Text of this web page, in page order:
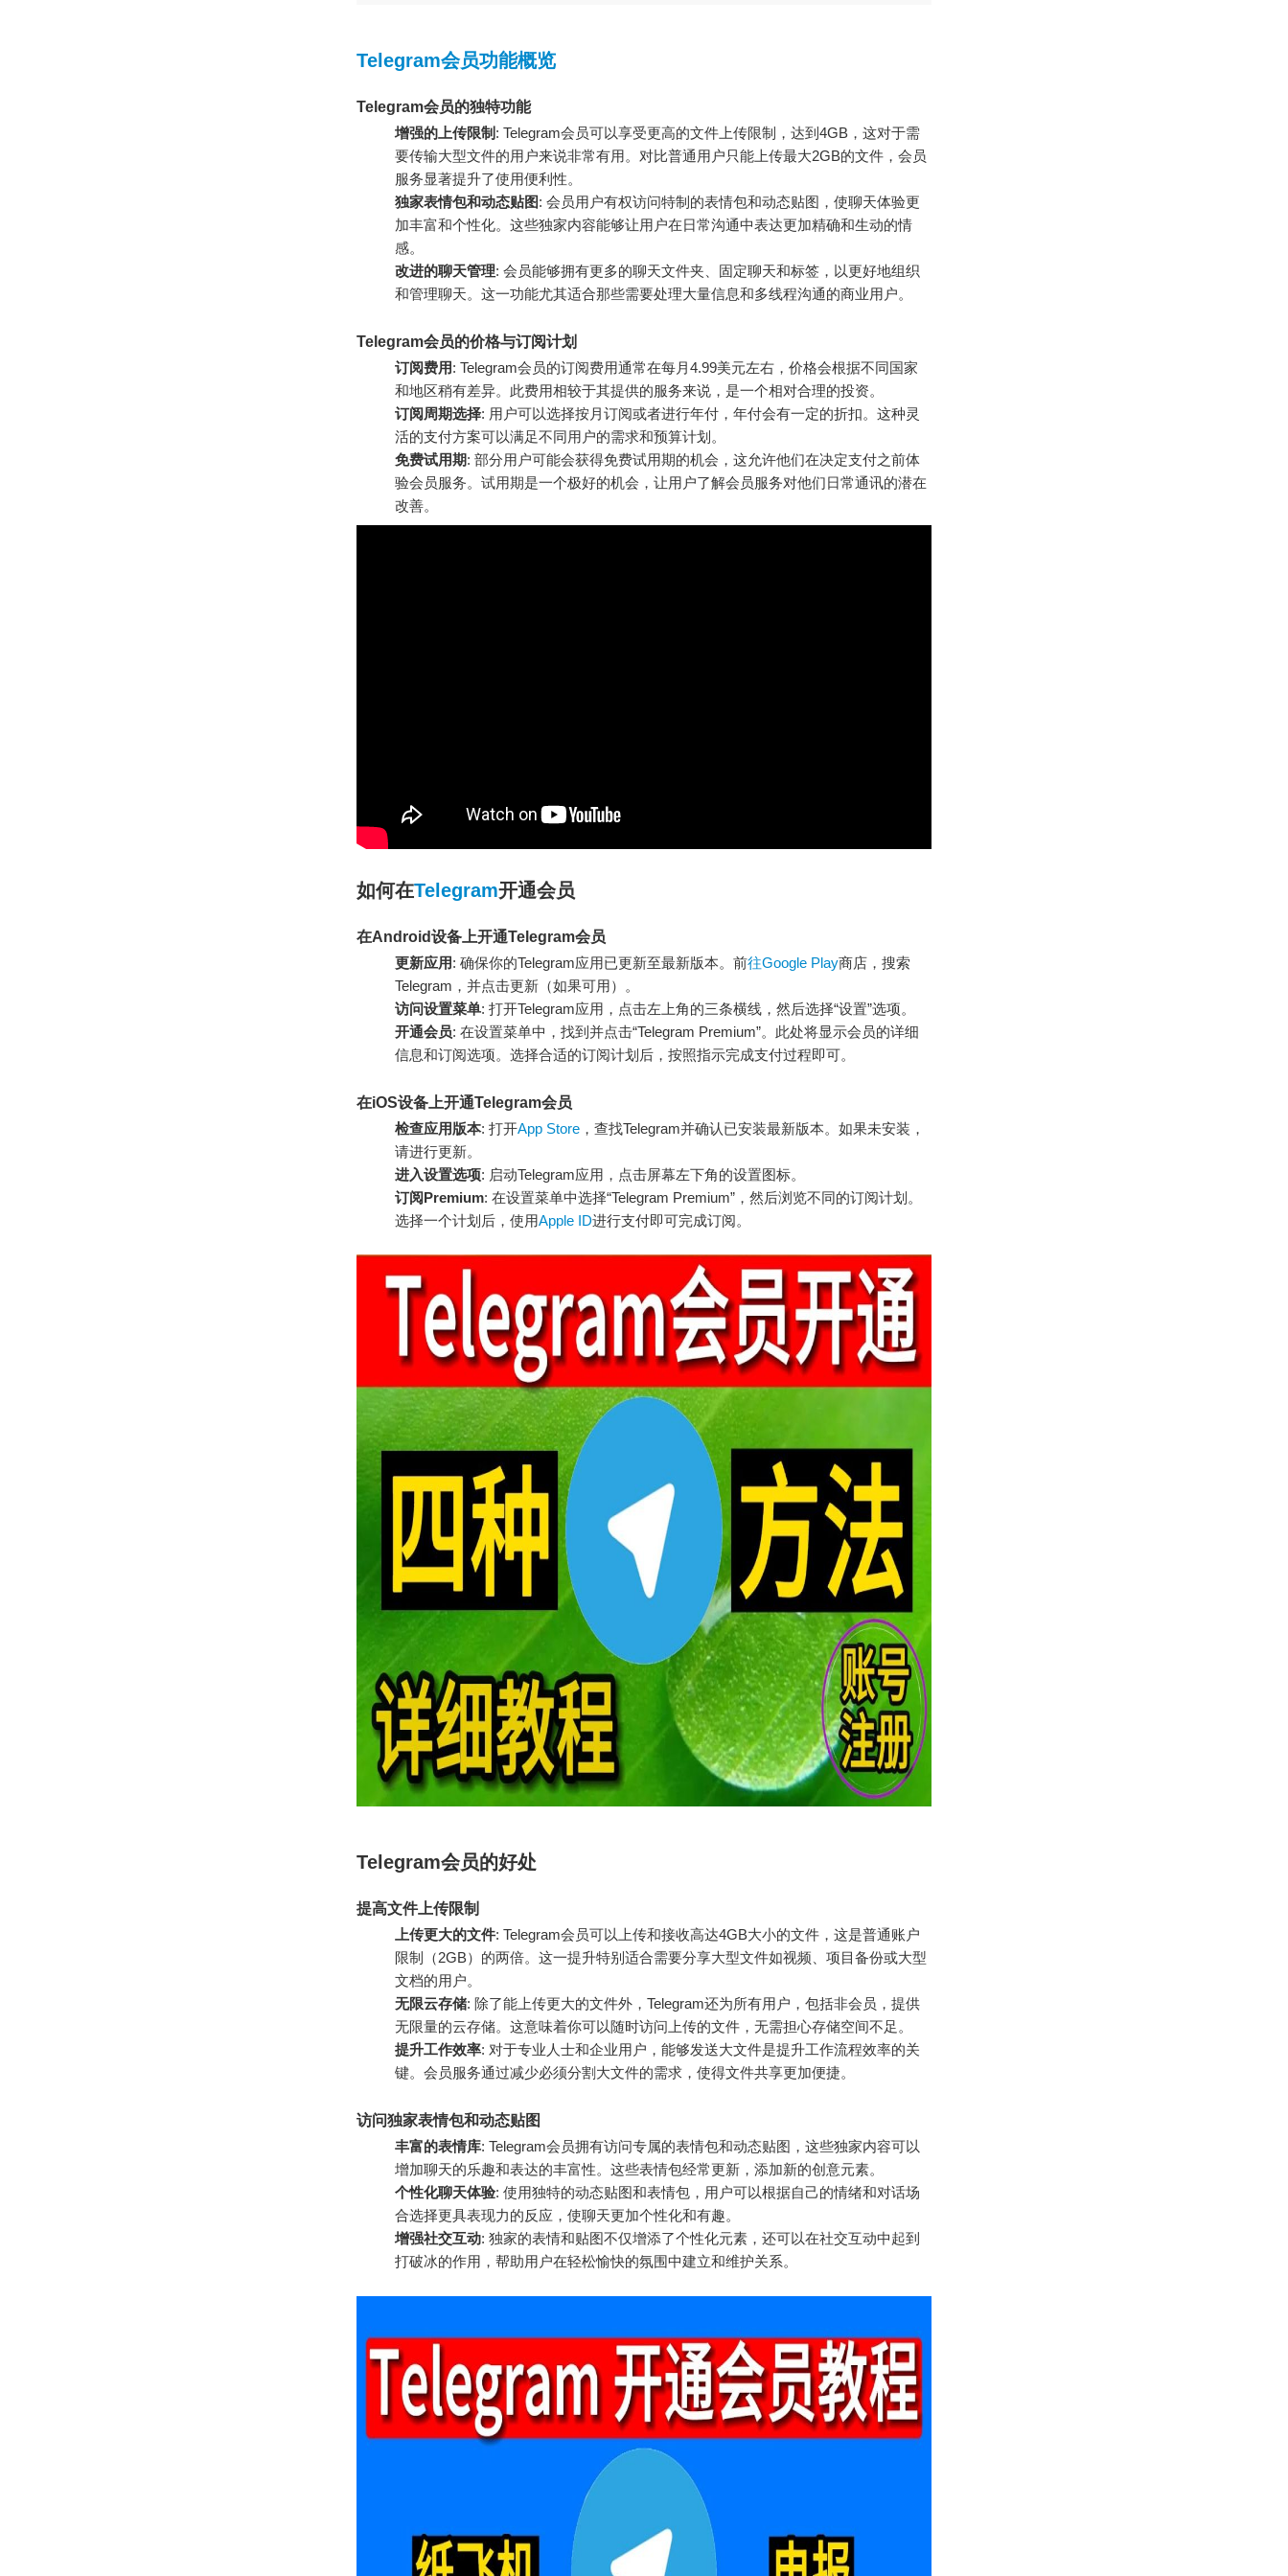
Telegram会员功能概览
Telegram会员的独特功能
增强的上传限制 : Telegram会员可以享受更高的文件上传限制，达到4GB，这对于需
要传输大型文件的用户来说非常有用。对比普通用户只能上传最大2GB的文件，会员
服务显著提升了使用便利性。
独家表情包和动态贴图: 会员用户有权访问特制的表情包和动态贴图，使聊天体验更
加丰富和个性化。这些独家内容能够让用户在日常沟通中表达更加精确和生动的情
感。
改进的聊天管理: 会员能够拥有更多的聊天文件夹、固定聊天和标签，以更好地组织
和管理聊天。这一功能尤其适合那些需要处理大量信息和多线程沟通的商业用户。
Telegram会员的价格与订阅计划
订阅费用: Telegram会员的订阅费用通常在每月4.99美元左右，价格会根据不同国家
和地区稍有差异。此费用相较于其提供的服务来说，是一个相对合理的投资。
订阅周期选择: 用户可以选择按月订阅或者进行年付，年付会有一定的折扣。这种灵
活的支付方案可以满足不同用户的需求和预算计划。
免费试用期: 部分用户可能会获得免费试用期的机会，这允许他们在决定支付之前体
验会员服务。试用期是一个极好的机会，让用户了解会员服务对他们日常通讯的潜在
改善。
如何在Telegram开通会员
在Android设备上开通Telegram会员
更新应用: 确保你的Telegram应用已更新至最新版本。前往Google Play商店，搜索
Telegram，并点击更新（如果可用）。
访问设置菜单: 打开Telegram应用，点击左上角的三条横线，然后选择“设置”选项。
开通会员: 在设置菜单中，找到并点击“Telegram Premium”。此处将显示会员的详细
信息和订阅选项。选择合适的订阅计划后，按照指示完成支付过程即可。
在iOS设备上开通Telegram会员
检查应用版本: 打开App Store ，查找Telegram并确认已安装最新版本。如果未安装，
请进行更新。
进入设置选项: 启动Telegram应用，点击屏幕左下角的设置图标。
订阅Premium: 在设置菜单中选择“Telegram Premium”，然后浏览不同的订阅计划。
选择一个计划后，使用Apple ID进行支付即可完成订阅。
Telegram会员的好处
提高文件上传限制
上传更大的文件: Telegram会员可以上传和接收高达4GB大小的文件，这是普通账户
限制（2GB）的两倍。这一提升特别适合需要分享大型文件如视频、项目备份或大型
文档的用户。
无限云存储: 除了能上传更大的文件外，Telegram还为所有用户，包括非会员，提供
无限量的云存储。这意味着你可以随时访问上传的文件，无需担心存储空间不足。
提升工作效率: 对于专业人士和企业用户，能够发送大文件是提升工作流程效率的关
键。会员服务通过减少必须分割大文件的需求，使得文件共享更加便捷。
访问独家表情包和动态贴图
丰富的表情库: Telegram会员拥有访问专属的表情包和动态贴图，这些独家内容可以
增加聊天的乐趣和表达的丰富性。这些表情包经常更新，添加新的创意元素。
个性化聊天体验: 使用独特的动态贴图和表情包，用户可以根据自己的情绪和对话场
合选择更具表现力的反应，使聊天更加个性化和有趣。
增强社交互动: 独家的表情和贴图不仅增添了个性化元素，还可以在社交互动中起到
打破冰的作用，帮助用户在轻松愉快的氛围中建立和维护关系。